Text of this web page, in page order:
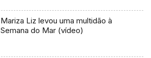
Mariza Liz levou uma multidão à
Semana do Mar (vídeo)